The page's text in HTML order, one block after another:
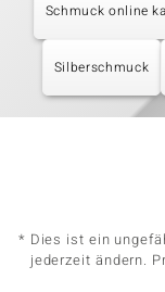
Schmuck online
Silberschmuck
* Dies ist ein
jederzeit ändern.